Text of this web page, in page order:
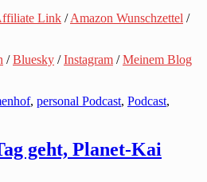
Link /Amazon Wunschzettel /
/Bluesky /Instagram /Meinem Blog
, personal Podcast, Podcast,
geht, Planet-Kai